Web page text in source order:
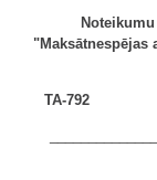
TA-792